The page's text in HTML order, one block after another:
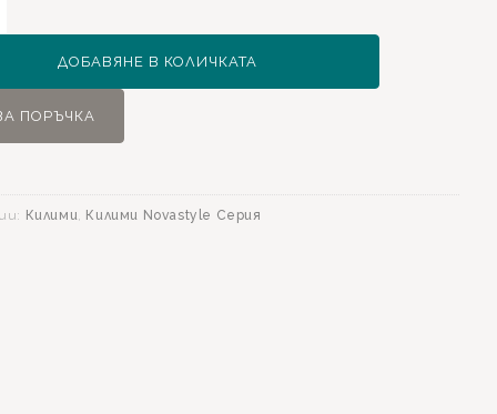
ДОБАВЯНЕ В КОЛИЧКАТА
ПОРЪЧКА
Килими Килими Novastyle Серия